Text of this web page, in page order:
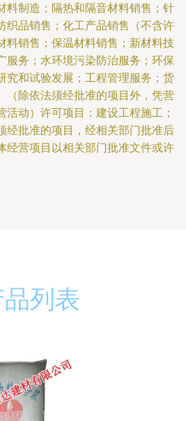
料制造；隔热和隔音材料销售；针
织品销售；化工产品销售（不含许
料销售；保温材料销售；新材料技
服务；水环境污染防治服务；环保
究和试验发展；工程管理服务；货
（除依法须经批准的项目外，凭营
活动）许可项目：建设工程施工；
经批准的项目，经相关部门批准后
经营项目以相关部门批准文件或许
品列表